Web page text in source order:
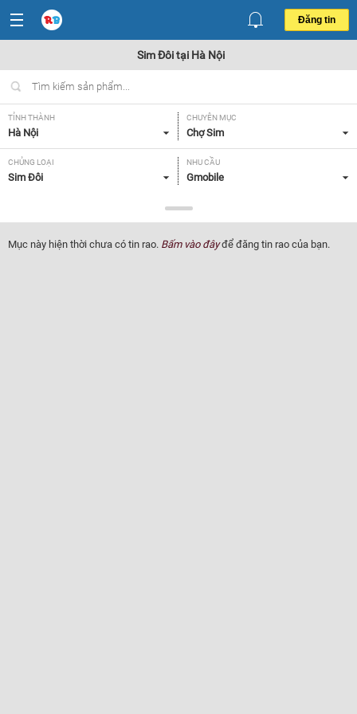
Đăng tin
Sim Đôi tại Hà Nội
TỈNH THÀNH
Hà Nội
CHUYÊN MỤC
Chợ Sim
CHỦNG LOẠI
Sim Đôi
NHU CẦU
Gmobile
Tất cả
Mục này hiện thời chưa có tin rao. Bấm vào đâyđể đăng tin rao của bạn.